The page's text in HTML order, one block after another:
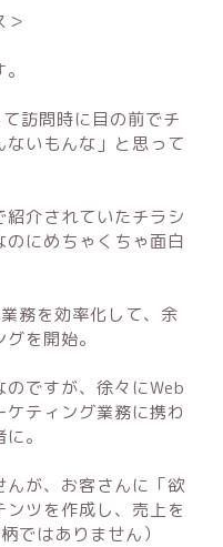
＞
訪問時に目の前でチ
いもんな」と思って
介されていたチラシ
にめちゃくちゃ面白
務を効率化して、余
を開始。
ですが、徐々にWeb
ティング業務に携わ
。
が、お客さんに「欲
ツを作成し、売上を
ではありません）